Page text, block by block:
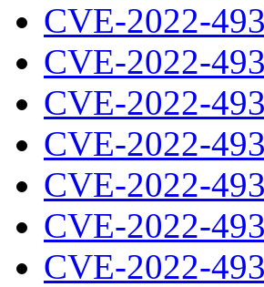
CVE-2022-
CVE-2022-
CVE-2022-
CVE-2022-
CVE-2022-
CVE-2022-
CVE-2022-